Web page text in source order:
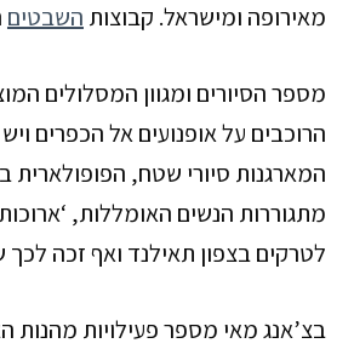
מאירופה ומישראל. קבוצות השבטים
מספר הסיורים ומגוון המסלולים
הרוכבים על אופנועים אל הכפרים
המארגנות סיורי שטח, הפופולארית
מתגוררות הנשים האומללות,
לטרקים בצפון תאילנד ואף זכה לכך
בצ’אנג מאי מספר פעילויות מהנות